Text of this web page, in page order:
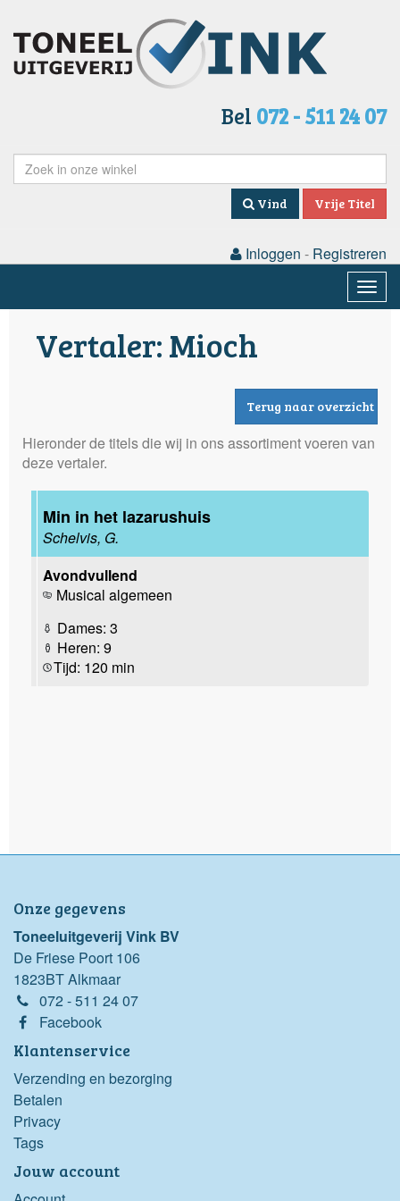
Bel 072 - 511 24 07
Vind Vrije Titel
Inloggen - Registreren
Vertaler: Mioch
Terug naar overzicht
Hieronder de titels die wij in ons assortiment voeren van
deze vertaler.
Min in het lazarushuis
Schelvis, G.
Avondvullend
Musical algemeen
Dames: 3
Heren: 9
Tijd: 120 min
Onze gegevens
Toneeluitgeverij Vink BV
De Friese Poort 106
1823BT Alkmaar
072 - 511 24 07
Facebook
Klantenservice
Verzending en bezorging
Betalen
Privacy
Tags
Jouw account